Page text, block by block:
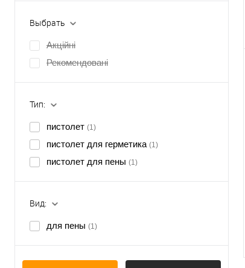
Выбрать
Акційні
Рекомендовані
Тип:
пистолет (1)
пистолет для герметика (1)
пистолет для пены (1)
Вид:
для пены (1)